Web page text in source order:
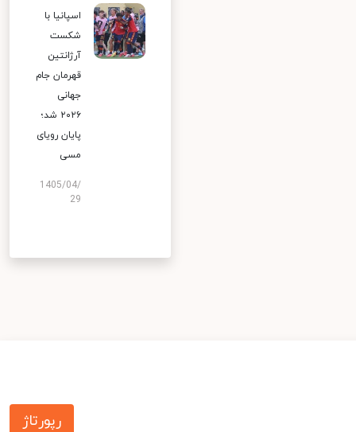
اسپانیا با
شکست
آرژانتین
قهرمان جام
جهانی
۲۰۲۶ شد؛
پایان رویای
مسی
1405/04/
29
رپورتاژ